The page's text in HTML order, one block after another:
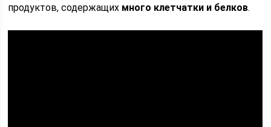
продуктов, содержащих много клетчатки и белков.